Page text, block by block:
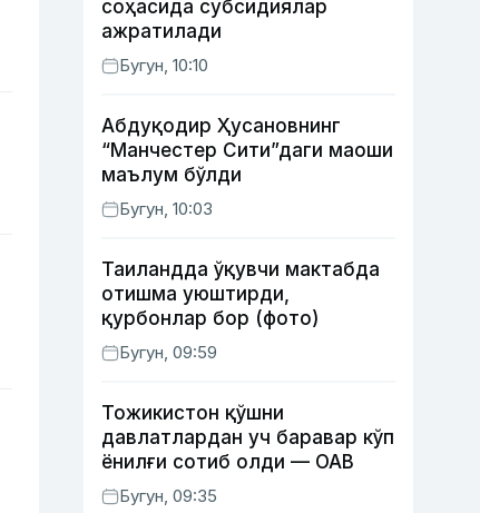
соҳасида субсидиялар
ажратилади
Бугун, 10:10
Абдуқодир Ҳусановнинг
“Манчестер Сити”даги маоши
маълум бўлди
Бугун, 10:03
Таиландда ўқувчи мактабда
отишма уюштирди,
қурбонлар бор (фото)
Бугун, 09:59
Тожикистон қўшни
давлатлардан уч баравар кўп
ёнилғи сотиб олди — ОАВ
Бугун, 09:35